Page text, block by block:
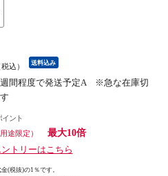
税込） 送料込み
週間程度で発送予定A ※急な在庫切
途限定）
最大10倍
トリーはこちら
(税抜)の1％です。